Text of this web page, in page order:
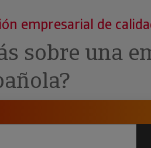
empresarial de
sobre una